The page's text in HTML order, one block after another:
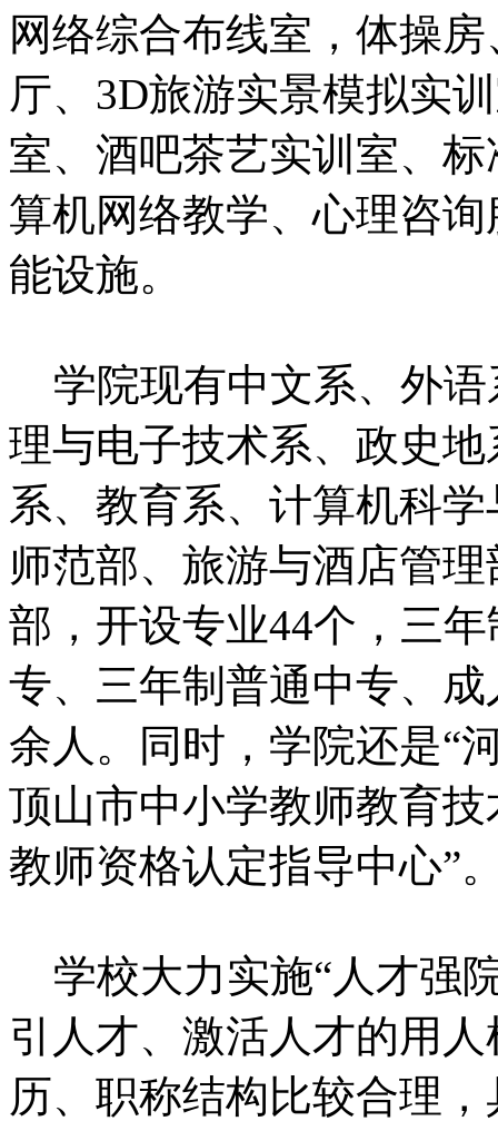
网络综合布线室，体操
厅、3D旅游实景模拟实
室、酒吧茶艺实训室、
算机网络教学、心理咨
能设施。
学院现有中文系、外语
理与电子技术系、政史
系、教育系、计算机科
师范部、旅游与酒店管
部，开设专业44个，三
专、三年制普通中专、
余人。同时，学院还是“
顶山市中小学教师教育
教师资格认定指导中心”
学校大力实施“人才强
引人才、激活人才的用
历、职称结构比较合理